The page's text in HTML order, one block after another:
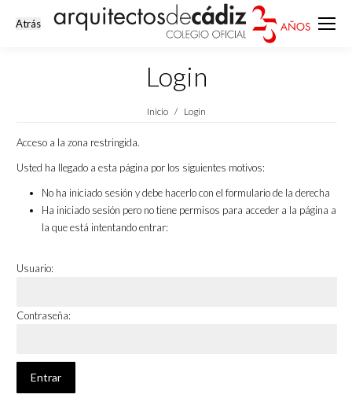
Login
Estás aquí:
Inicio Login
Acceso a la zona restringida.
Usted ha llegado a esta página por los siguientes motivos:
No ha iniciado sesión y debe hacerlo con el formulario de la derecha
Ha iniciado sesión pero no tiene permisos para acceder a la página a
la que está intentando entrar:
Usuario:
Contraseña: